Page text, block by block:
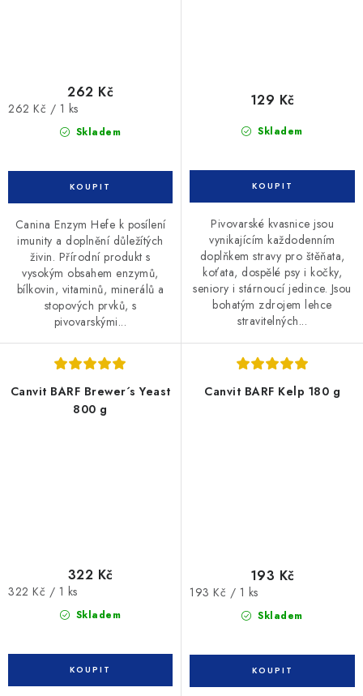
Skladem
262 Kč
Měrná
262 Kč / 1 ks
Canina Enzym Hefe k posílení
imunity a doplnění důležítých
živin. Přírodní produkt s
vysokým obsahem enzymů,
bílkovin, vitaminů, minerálů a
stopových prvků, s
pivovarskými...
Skladem
129 Kč
Pivovarské kvasnice jsou
vynikajícím každodenním
doplňkem stravy pro štěňata,
koťata, dospělé psy i kočky,
seniory i stárnoucí jedince. Jsou
bohatým zdrojem lehce
stravitelných...
Canvit BARF Brewer´s Yeast
800 g
Skladem
322 Kč
Měrná
322 Kč / 1 ks
Canvit BARF Kelp 180 g
Skladem
193 Kč
Měrná
193 Kč / 1 ks